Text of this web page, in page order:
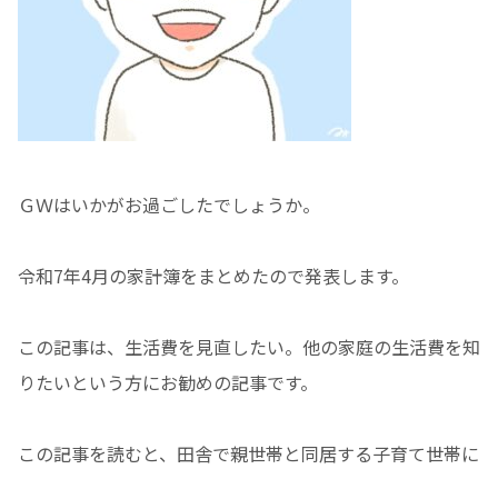
ＧＷはいかがお過ごしたでしょうか。
令和7年4月の家計簿をまとめたので発表します。
この記事は、生活費を見直したい。他の家庭の生活費を知
りたいという方にお勧めの記事です。
この記事を読むと、田舎で親世帯と同居する子育て世帯に